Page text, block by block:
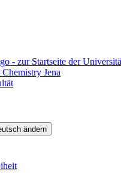
- zur Startseite der
Jena
ändern